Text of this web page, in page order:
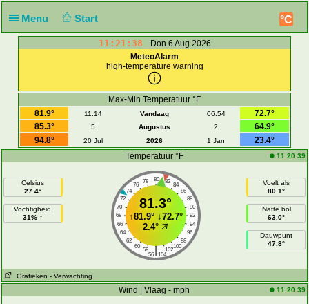
Menu Start °C
11:21:38
Don 6 Aug 2026
MeteoAlarm
high-temperature warning
Max-Min Temperatuur °F
81.9°
11:14 Vandaag 06:54
72.7°
85.3°
5 Augustus 2
64.9°
94.8°
20 Jul 2026 1 Jan
23.4°
Temperatuur °F
11:20:39
Celsius
27.4°
Vochtigheid
31% ↑
80
78 82
76
84
74
86
72
88
70
90
68
92
66
94
64
96
62
98
60
100
58 102
|
56 104
81.3°
↑81.9°↓72.7°
2.4°
Voelt als
80.1°
Natte bol
63.0°
Dauwpunt
47.8°
Grafieken - Verwachting
Wind | Vlaag - mph 11:20:39